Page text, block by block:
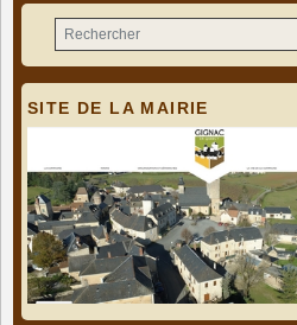
SITE DE LA MAIRIE